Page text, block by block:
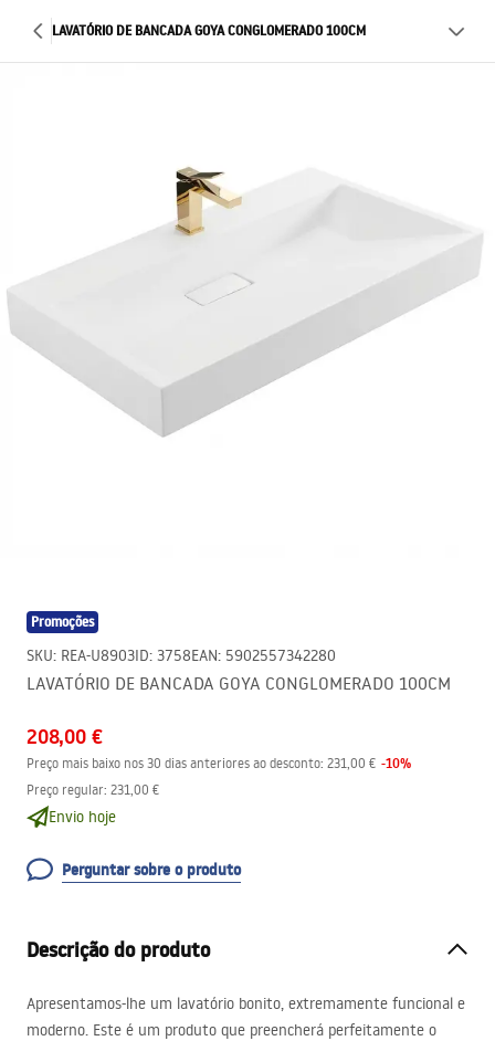
LAVATÓRIO DE BANCADA GOYA CONGLOMERADO 100CM
Promoções
SKU: REA-U8903ID: 3758EAN: 5902557342280
LAVATÓRIO DE BANCADA GOYA CONGLOMERADO 100CM
208,00 €
Preço mais baixo nos 30 dias anteriores ao desconto: 231,00 € -10%
Preço regular: 231,00 €
Envio hoje
Perguntar sobre o produto
Descrição do produto
Apresentamos-lhe um lavatório bonito, extremamente funcional e
moderno. Este é um produto que preencherá perfeitamente o